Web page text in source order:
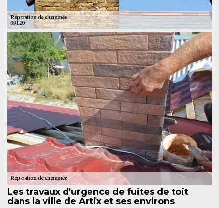
Les travaux d'urgence de fuites de toit
dans la ville de Artix et ses environs